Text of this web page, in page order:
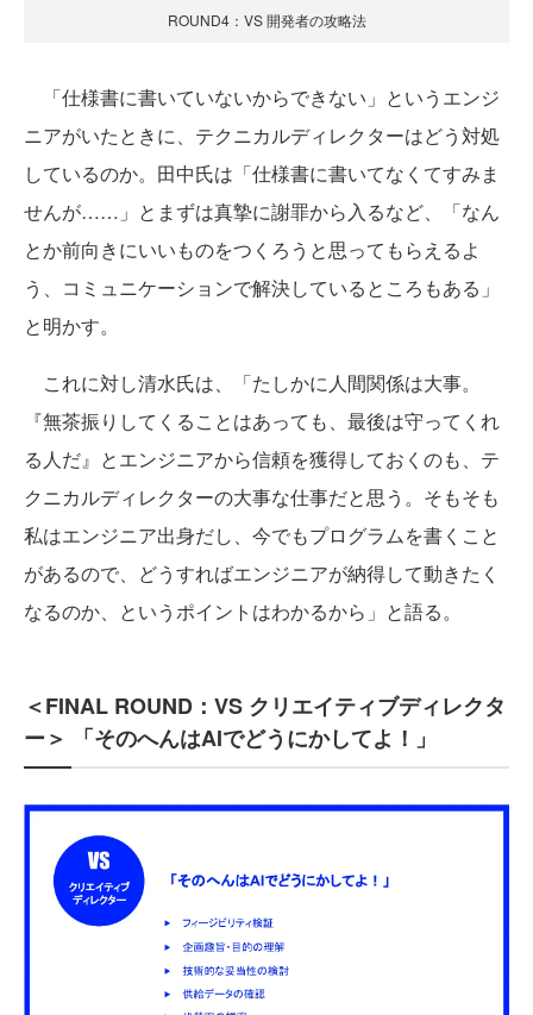
ROUND4：VS 開発者の攻略法
「仕様書に書いていないからできない」というエンジ
ニアがいたときに、テクニカルディレクターはどう対処
しているのか。田中氏は「仕様書に書いてなくてすみま
せんが……」とまずは真摯に謝罪から入るなど、「なん
とか前向きにいいものをつくろうと思ってもらえるよ
う、コミュニケーションで解決しているところもある」
と明かす。
これに対し清水氏は、「たしかに人間関係は大事。
『無茶振りしてくることはあっても、最後は守ってくれ
る人だ』とエンジニアから信頼を獲得しておくのも、テ
クニカルディレクターの大事な仕事だと思う。そもそも
私はエンジニア出身だし、今でもプログラムを書くこと
があるので、どうすればエンジニアが納得して動きたく
なるのか、というポイントはわかるから」と語る。
＜FINAL ROUND：VS クリエイティブディレクタ
ー＞ 「そのへんはAIでどうにかしてよ！」